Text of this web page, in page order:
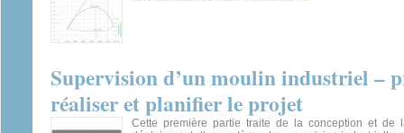
Supervision d’un moulin industriel –
réaliser et planifier le projet
Cette première partie traite de la conception et de